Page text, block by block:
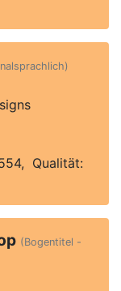
Qualität:
(Bogentitel -